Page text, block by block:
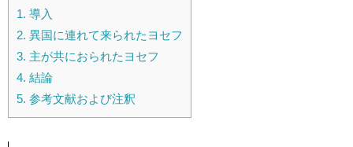
1. 導入
2. 異国に連れて来られたヨセフ
3. 主が共におられたヨセフ
4. 結論
5. 参考文献および注釈